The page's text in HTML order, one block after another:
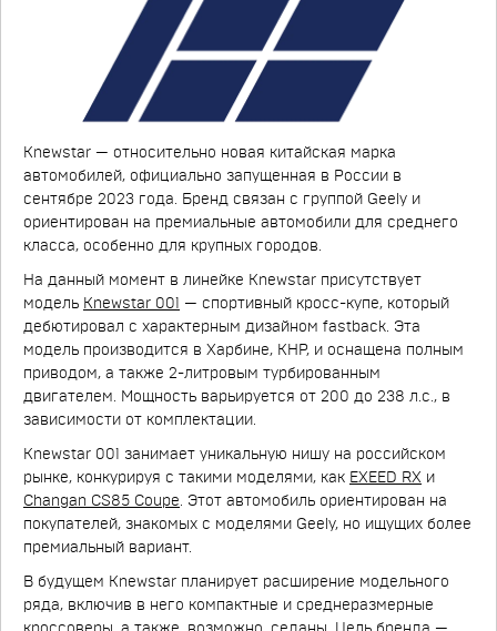
Knewstar — относительно новая китайская марка
автомобилей, официально запущенная в России в
сентябре 2023 года. Бренд связан с группой Geely и
ориентирован на премиальные автомобили для среднего
класса, особенно для крупных городов.
На данный момент в линейке Knewstar присутствует
модель Knewstar 001
— спортивный кросс-купе, который
дебютировал с характерным дизайном fastback. Эта
модель производится в Харбине, КНР, и оснащена полным
приводом, а также 2-литровым турбированным
двигателем. Мощность варьируется от 200 до 238 л.с., в
зависимости от комплектации.
Knewstar 001 занимает уникальную нишу на российском
рынке, конкурируя с такими моделями, как EXEED RX и
Changan CS85 Coupe. Этот автомобиль ориентирован на
покупателей, знакомых с моделями Geely, но ищущих более
премиальный вариант.
В будущем Knewstar планирует расширение модельного
ряда, включив в него компактные и среднеразмерные